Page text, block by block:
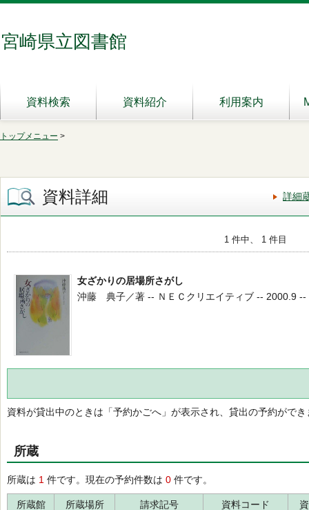
宮崎県立図書館
資料検索 資料紹介 利用案内
トップメニュー >
資料詳細 詳細
1 件中、 1 件目
女ざかりの居場所さがし
沖藤 典子／著 -- ＮＥＣクリエイティブ -- 2000.9 --
資料が貸出中のときは「予約かごへ」が表示され、貸出の予約ができ
所蔵
所蔵は 1 件です。現在の予約件数は 0 件です。
所蔵館 所蔵場所 請求記号 資料コード